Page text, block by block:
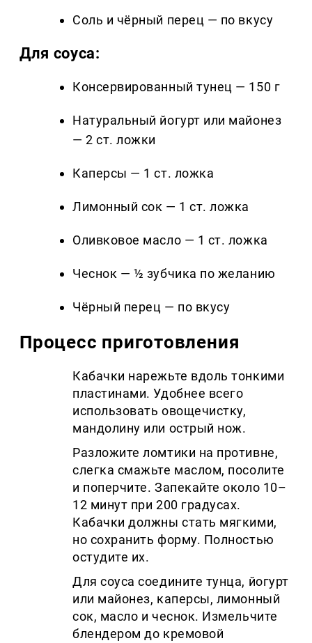
Соль и чёрный перец — по вкусу
Для соуса:
Консервированный тунец — 150 г
Натуральный йогурт или майонез
— 2 ст. ложки
Каперсы — 1 ст. ложка
Лимонный сок — 1 ст. ложка
Оливковое масло — 1 ст. ложка
Чеснок — ½ зубчика по желанию
Чёрный перец — по вкусу
Процесс приготовления
Кабачки нарежьте вдоль тонкими
пластинами. Удобнее всего
использовать овощечистку,
мандолину или острый нож.
Разложите ломтики на противне,
слегка смажьте маслом, посолите
и поперчите. Запекайте около 10–
12 минут при 200 градусах.
Кабачки должны стать мягкими,
но сохранить форму. Полностью
остудите их.
Для соуса соедините тунца, йогурт
или майонез, каперсы, лимонный
сок, масло и чеснок. Измельчите
блендером до кремовой